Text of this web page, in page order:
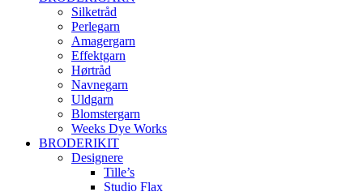
Silketråd
Perlegarn
Amagergarn
Effektgarn
Hørtråd
Navnegarn
Uldgarn
Blomstergarn
Weeks Dye Works
BRODERIKIT
Designere
Tille’s
Studio Flax